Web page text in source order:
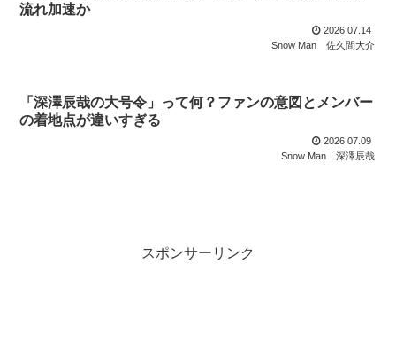
流れ加速か
2026.07.14
Snow Man
佐久間大介
「深澤辰哉の大号令」って何？ファンの意図とメンバー
の着地点が違いすぎる
2026.07.09
Snow Man
深澤辰哉
スポンサーリンク